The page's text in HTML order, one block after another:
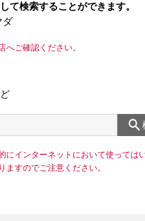
て検索することができます。
ダ
ご確認ください。
にインターネットにおいて使って
すのでご注意ください。